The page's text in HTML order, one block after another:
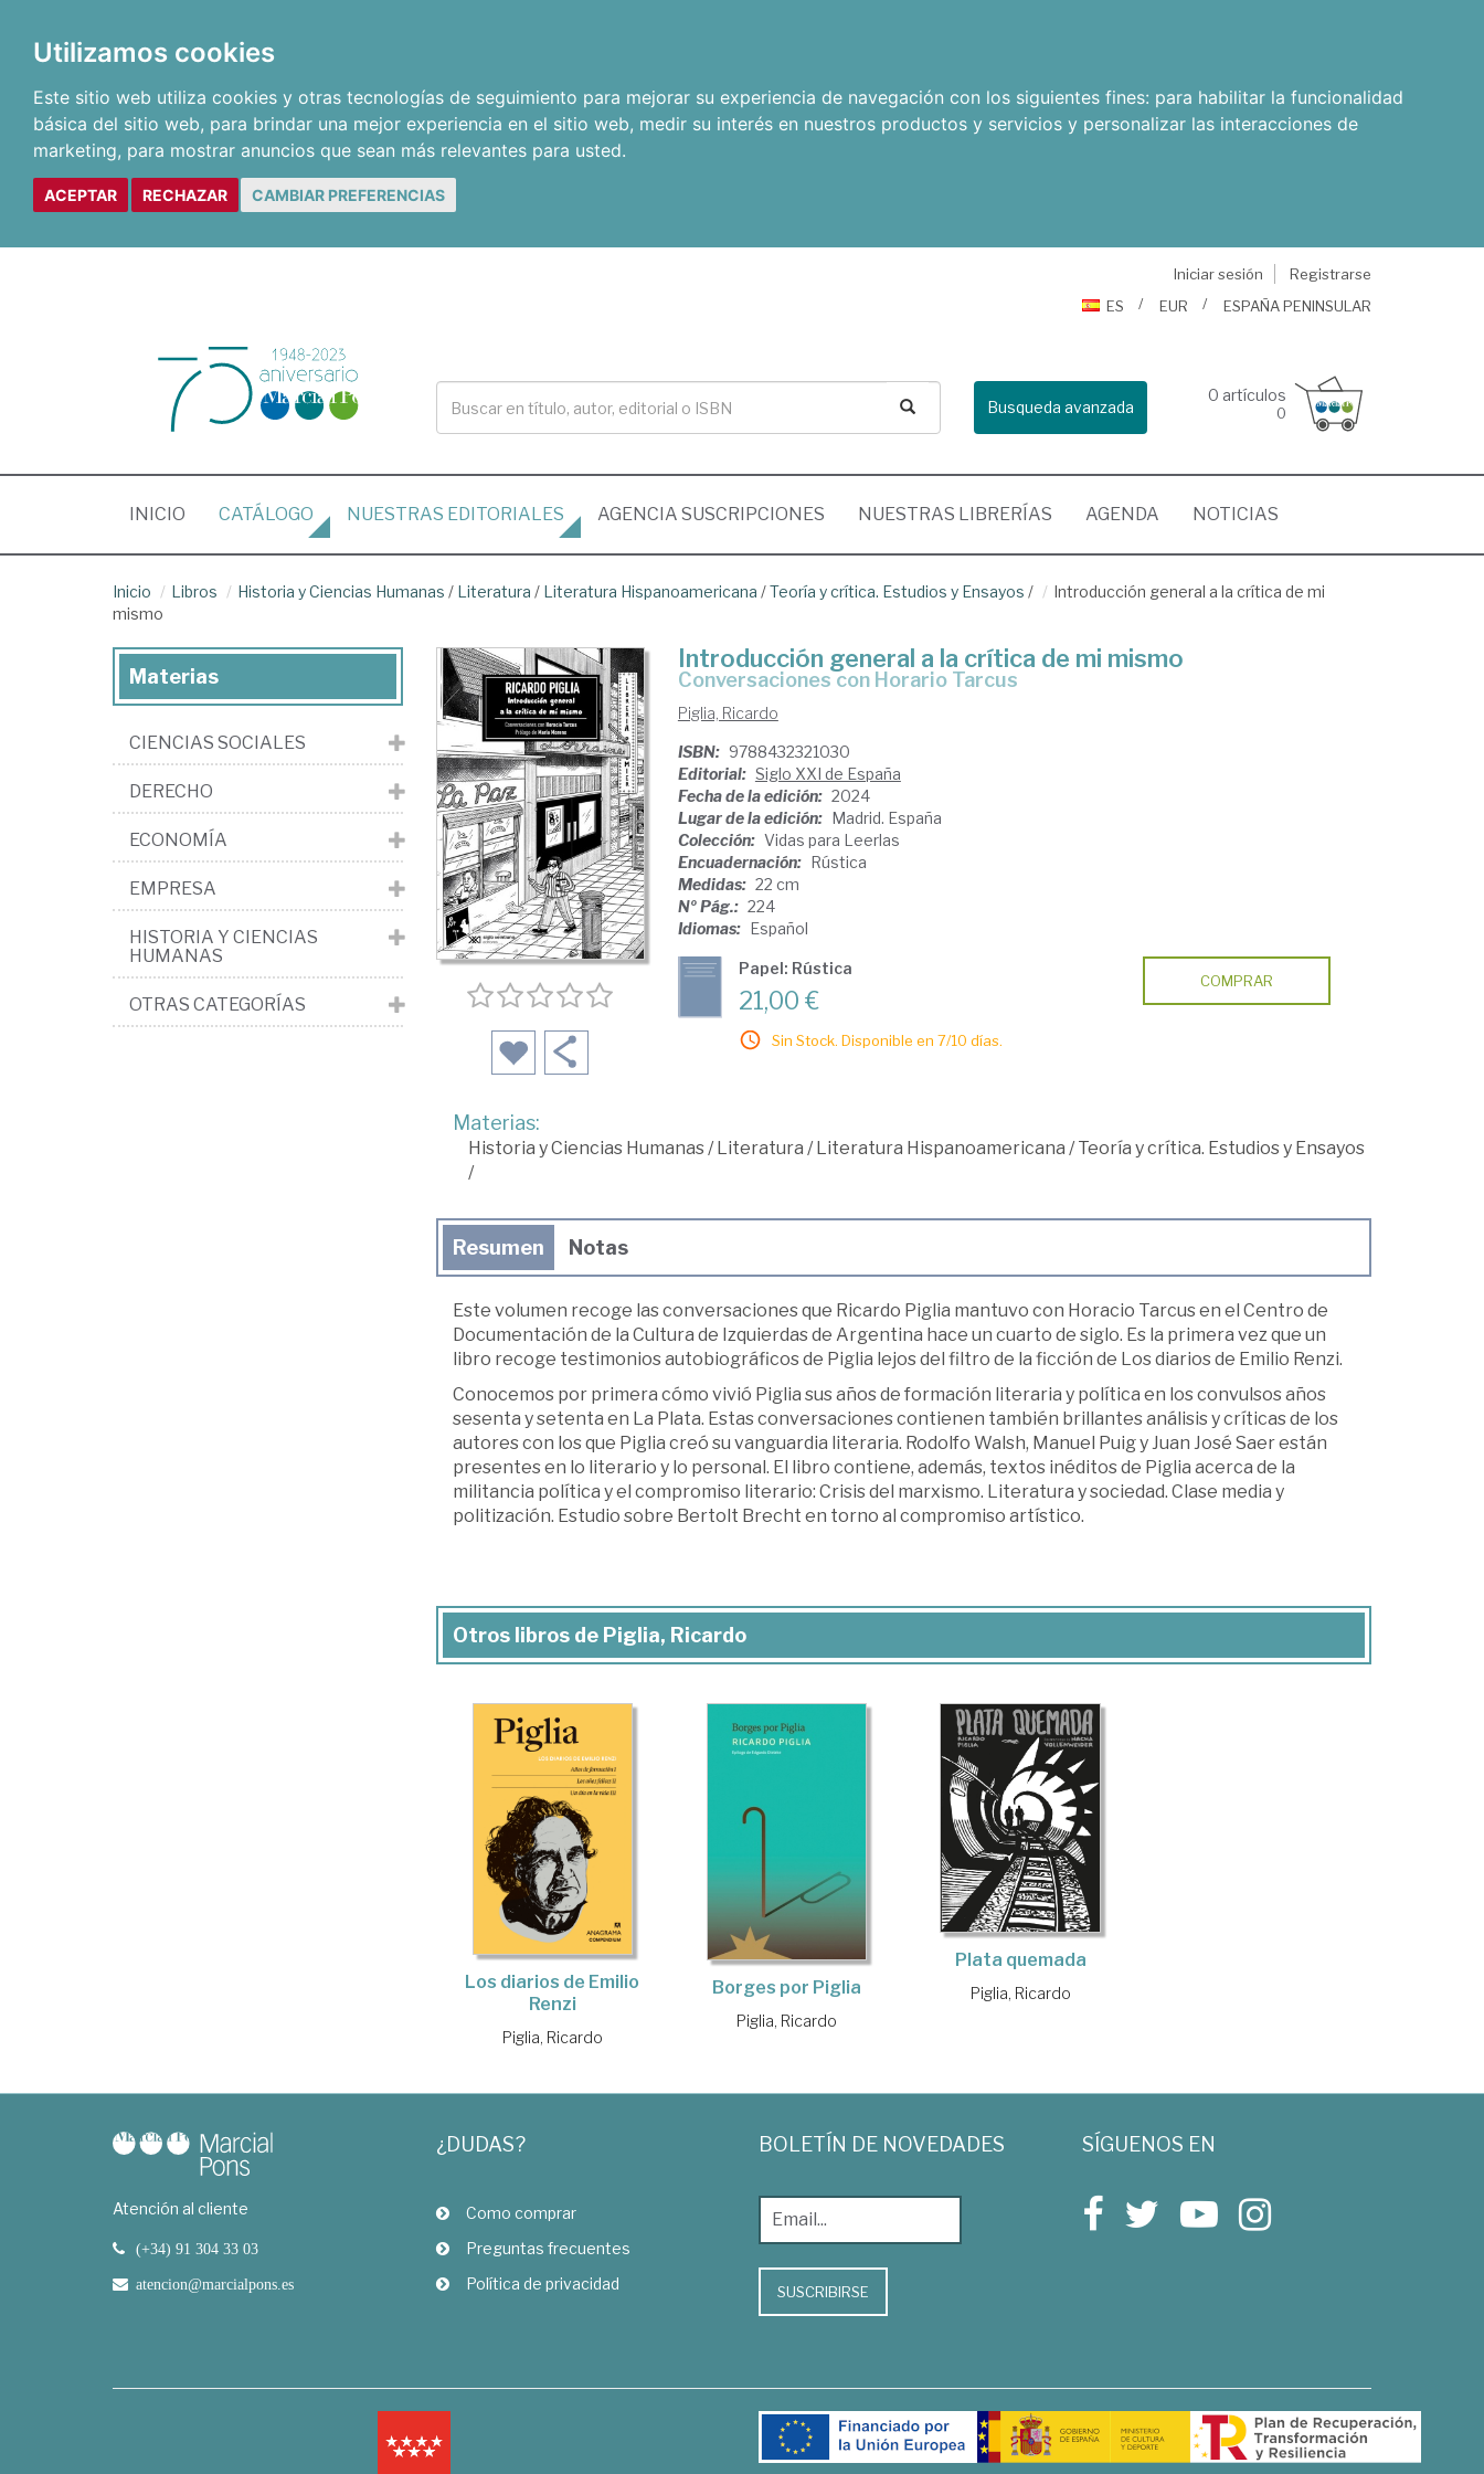
Utilizamos cookies
Este sitio web utiliza cookies y otras tecnologías de seguimiento para mejorar su experiencia de navegación con los siguientes fines: para habilitar la funcionalidad
básica del sitio web, para brindar una mejor experiencia en el sitio web, medir su interés en nuestros productos y servicios y personalizar las interacciones de
marketing, para mostrar anuncios que sean más relevantes para usted.
ACEPTAR RECHAZAR CAMBIAR PREFERENCIAS
Iniciar sesión
Registrarse
ES
EUR ESPAÑA PENINSULAR
Busqueda avanzada
0 artículos
0
INICIO (CURRENT)
CATÁLOGO NUESTRAS EDITORIALES AGENCIA SUSCRIPCIONES NUESTRAS LIBRERÍAS AGENDA NOTICIAS
Inicio Libros Historia y Ciencias Humanas / Literatura / Literatura Hispanoamericana /Teoría y crítica. Estudios y Ensayos /
Introducción general a la crítica de mi
mismo
Introducción general a la crítica de mi mismo
Conversaciones con Horario Tarcus
Piglia, Ricardo
ISBN: 9788432321030
Editorial: Siglo XXI de España
Fecha de la edición: 2024
Lugar de la edición: Madrid. España
Colección: Vidas para Leerlas
Encuadernación: Rústica
Medidas: 22 cm
Nº Pág.: 224
Idiomas: Español
Papel: Rústica
21,00 €
Sin Stock. Disponible en 7/10 días.
COMPRAR
Materias:
Historia y Ciencias Humanas/Literatura /Literatura Hispanoamericana /Teoría y crítica. Estudios y Ensayos
/
Resumen Notas
Este volumen recoge las conversaciones que Ricardo Piglia mantuvo con Horacio Tarcus en el Centro de
Documentación de la Cultura de Izquierdas de Argentina hace un cuarto de siglo. Es la primera vez que un
libro recoge testimonios autobiográficos de Piglia lejos del filtro de la ficción de Los diarios de Emilio Renzi.
Conocemos por primera cómo vivió Piglia sus años de formación literaria y política en los convulsos años
sesenta y setenta en La Plata. Estas conversaciones contienen también brillantes análisis y críticas de los
autores con los que Piglia creó su vanguardia literaria. Rodolfo Walsh, Manuel Puig y Juan José Saer están
presentes en lo literario y lo personal. El libro contiene, además, textos inéditos de Piglia acerca de la
militancia política y el compromiso literario: Crisis del marxismo. Literatura y sociedad. Clase media y
politización. Estudio sobre Bertolt Brecht en torno al compromiso artístico.
Otros libros de Piglia, Ricardo
Los diarios de Emilio
Renzi
Piglia, Ricardo
Borges por Piglia
Piglia, Ricardo
Plata quemada
Piglia, Ricardo
Materias
CIENCIAS SOCIALES
DERECHO
ECONOMÍA
EMPRESA
HISTORIA Y CIENCIAS
HUMANAS
OTRAS CATEGORÍAS
Atención al cliente
(+34) 91 304 33 03
atencion@marcialpons.es
¿DUDAS?
Como comprar
Preguntas frecuentes
Política de privacidad
BOLETÍN DE NOVEDADES
SUSCRIBIRSE
SÍGUENOS EN